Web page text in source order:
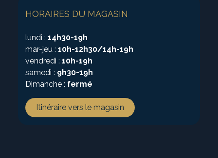
HORAIRES DU MAGASIN
lundi :14h30-19h
mar-jeu :10h-12h30/14h-19h
vendredi :10h-19h
samedi : 9h30-19h
Dimanche : fermé
Itinéraire vers le magasin